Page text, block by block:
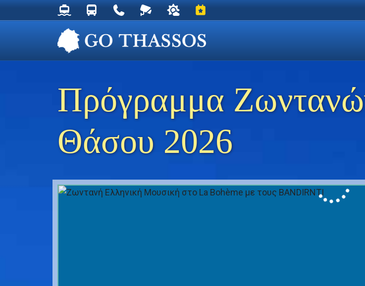
Δρομολόγια Φέρυ για Θάσο
Δρομολόγια Λεωφορείων Θάσου
Χρήσιμα Τηλέφωνα
Ζωντανή Κάμερα στη Χρυσή Ακτή
Ο καιρός στη Θάσο
Εκδηλώσεις στη Θάσο
Πρόγραμμα
Θάσου 2026